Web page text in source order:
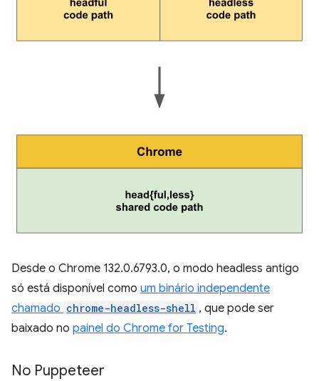
Desde o Chrome 132.0.6793.0, o modo headless antigo
só está disponível como um binário independente
chamado chrome-headless-shell , que pode ser
baixado no painel do Chrome for Testing.
No Puppeteer